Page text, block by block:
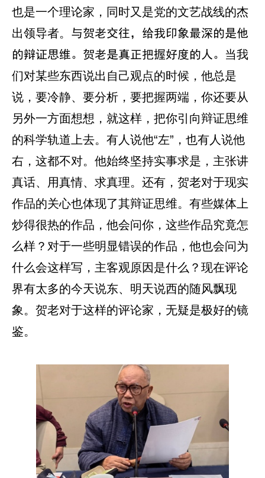
也是一个理论家，同时又是党的文艺战线的杰
出领导者。 与贺老交往，给我印象最深的是他
的辩证思维。贺老是真正把握好度的人。 当我
们对某些东西说出自己观点的时候，他总是
说，要冷静、要分析，要把握两端，你还要从
另外一方面想想，就这样，把你引向辩证思维
的科学轨道上去。有人说他“左”，也有人说他
右，这都不对。他始终坚持实事求是，主张讲
真话、用真情、求真理。还有，贺老对于现实
作品的关心也体现了其辩证思维。有些媒体上
炒得很热的作品，他会问你，这些作品究竟怎
么样？对于一些明显错误的作品，他也会问为
什么会这样写，主客观原因是什么？现在评论
界有太多的今天说东、明天说西的随风飘现
象。贺老对于这样的评论家，无疑是极好的镜
鉴。